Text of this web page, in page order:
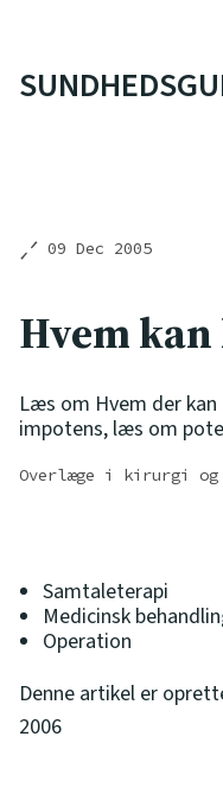
09 Dec 2005
Hvem
Læs om Hvem der
impotens, læs om
Overlæge i kirurgi
Samtaleterapi
Medicinsk
Operation
Denne artikel er
2006